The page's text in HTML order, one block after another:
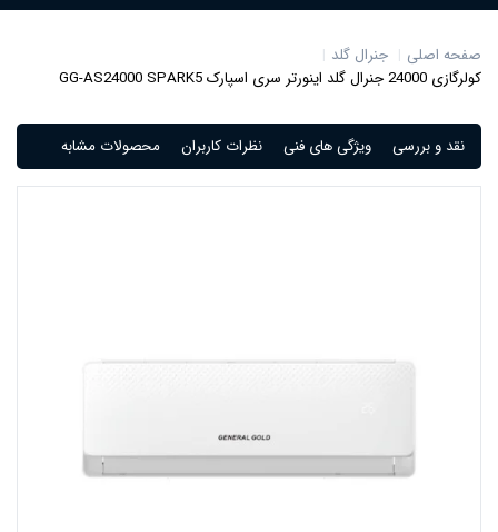
صفحه اصلی
جنرال گلد
کولرگازی 24000 جنرال گلد اینورتر سری اسپارک GG-AS24000 SPARK5
نقد و بررسی ویژگی های فنی نظرات کاربران محصولات مشابه